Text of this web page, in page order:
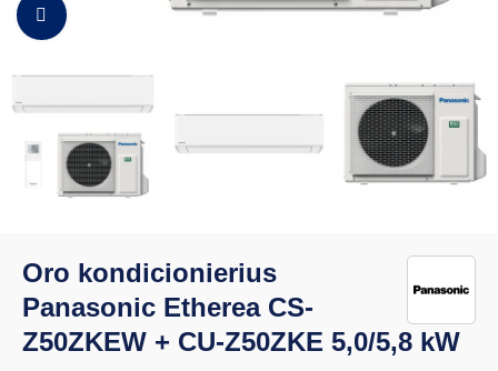
Padidinti vaizdą
Oro kondicionierius
Panasonic Etherea CS-
Z50ZKEW + CU-Z50ZKE 5,0/5,8 kW